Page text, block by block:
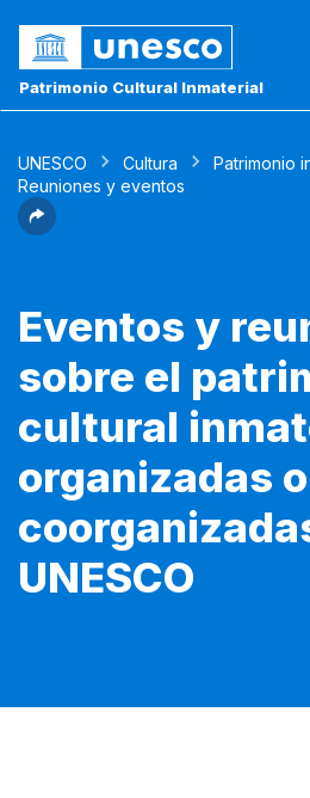
Patrimonio Cultural Inmaterial
UNESCO Cultura
Patrimonio
Reuniones y eventos
Eventos y
sobre el
cultural
organizadas o
UNESCO